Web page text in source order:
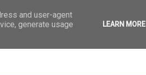
and user-agent
generate usage
LEARN MORE